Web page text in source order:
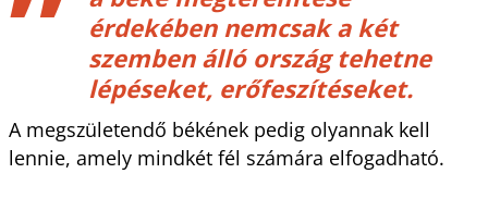
érdekében nemcsak a két
szemben álló ország tehetne
lépéseket, erőfeszítéseket.
A megszületendő békének pedig olyannak kell
lennie, amely mindkét fél számára elfogadható.